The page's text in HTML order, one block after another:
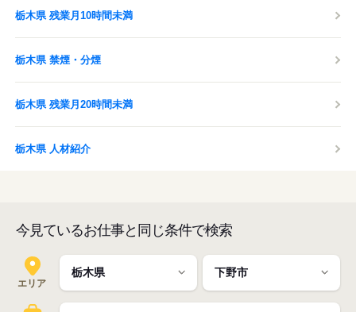
栃木県 残業月10時間未満
栃木県 禁煙・分煙
栃木県 残業月20時間未満
栃木県 人材紹介
今見ているお仕事と同じ条件で検索
エリア